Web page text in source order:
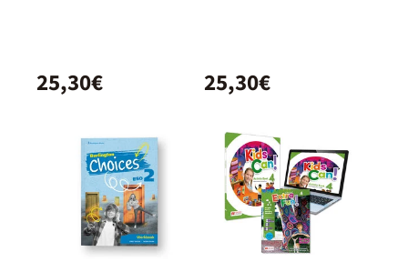
25,30€ 25,30€